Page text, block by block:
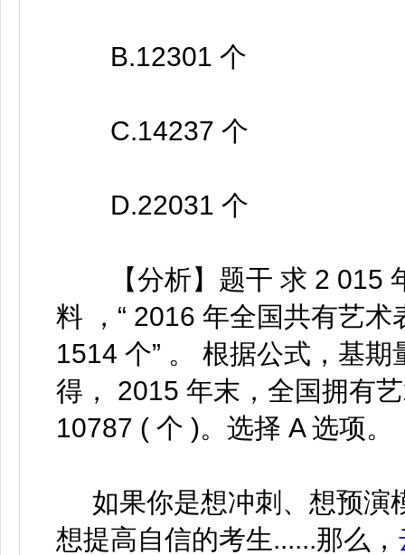
B.12301 个
C.14237 个
D.22031 个
【分析】题干 求 2 015
料 ，“ 2016 年全国共有艺
1514 个” 。 根据公式，基
得， 2015 年末，全国拥有
10787 ( 个 )。选择 A 选项。
如果你是想冲刺、想预演
想提高自信的考生......那么，